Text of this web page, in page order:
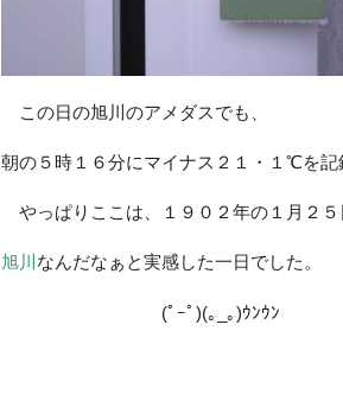
この日の旭川のアメダスでも、
朝の５時１６分にマイナス２１・１℃を記
やっぱりここは、１９０２年の１月２５
旭川 なんだなぁと実感した一日でした。
(ﾟｰﾟ)(｡_｡)ｳﾝｳﾝ